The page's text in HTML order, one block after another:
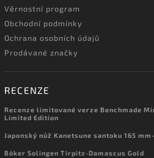
Věrnostní program
Obchodní podmínky
Ochrana osobních údajů
Prodávané značky
RECENZE
Recenze limitované verze Benchmade
Limited Edition
Japonský nůž Kanetsune santoku 165
Böker Solingen Tirpitz-Damascus Gold